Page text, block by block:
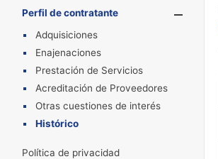
Perfil de contratante
Adquisiciones
Enajenaciones
Prestación de Servicios
Acreditación de Proveedores
Otras cuestiones de interés
Histórico
Política de privacidad